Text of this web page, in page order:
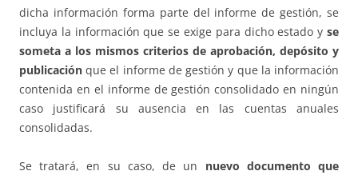
dicha información forma parte del informe de gestión, se
incluya la información que se exige para dicho estado y se
someta a los mismos criterios de aprobación, depósito y
publicación que el informe de gestión y que la información
contenida en el informe de gestión consolidado en ningún
caso justificará su ausencia en las cuentas anuales
consolidadas.
Se tratará, en su caso, de un nuevo documento que